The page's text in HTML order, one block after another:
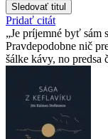
Sledovať titul
Pridať citát
Je príjemné byť sám
Pravdepodobne nič
šálke kávy, no predsa